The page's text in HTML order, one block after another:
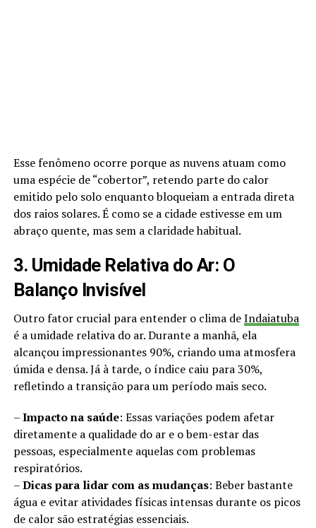
Esse fenômeno ocorre porque as nuvens atuam como
uma espécie de “cobertor”, retendo parte do calor
emitido pelo solo enquanto bloqueiam a entrada direta
dos raios solares. É como se a cidade estivesse em um
abraço quente, mas sem a claridade habitual.
3. Umidade Relativa do Ar: O
Balanço Invisível
Outro fator crucial para entender o clima deIndaiatuba
é a umidade relativa do ar. Durante a manhã, ela
alcançou impressionantes 90%, criando uma atmosfera
úmida e densa. Já à tarde, o índice caiu para 30%,
refletindo a transição para um período mais seco.
–Impacto na saúde: Essas variações podem afetar
diretamente a qualidade do ar e o bem-estar das
pessoas, especialmente aquelas com problemas
respiratórios.
–Dicas para lidar com as mudanças: Beber bastante
água e evitar atividades físicas intensas durante os picos
de calor são estratégias essenciais.